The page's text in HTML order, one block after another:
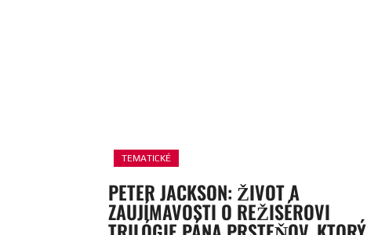
TEMATICKÉ
PETER JACKSON: ŽIVOT A
ZAUJÍMAVOSTI O REŽISÉROVI